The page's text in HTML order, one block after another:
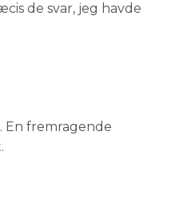
de svar, jeg havde
En fremragende